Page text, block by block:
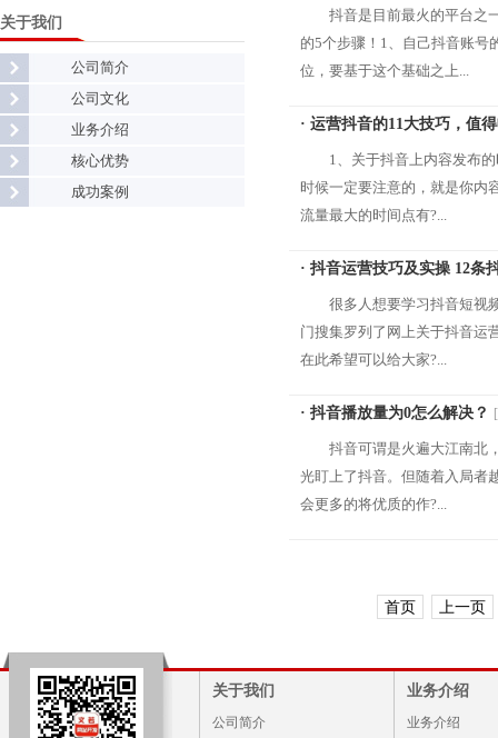
关于我们
公司简介
公司文化
业务介绍
核心优势
成功案例
抖音是目前最火的平台之
的5个步骤！1、自己抖音账号
位，要基于这个基础之上...
· 运营抖音的11大技巧，值
1、关于抖音上内容发布
时候一定要注意的，就是你内
流量最大的时间点有?...
· 抖音运营技巧及实操 12条
很多人想要学习抖音短视
门搜集罗列了网上关于抖音运
在此希望可以给大家?...
· 抖音播放量为0怎么解决？
抖音可谓是火遍大江南北
光盯上了抖音。但随着入局者
会更多的将优质的作?...
首页 上一页
关于我们
公司简介
业务介绍
业务介绍